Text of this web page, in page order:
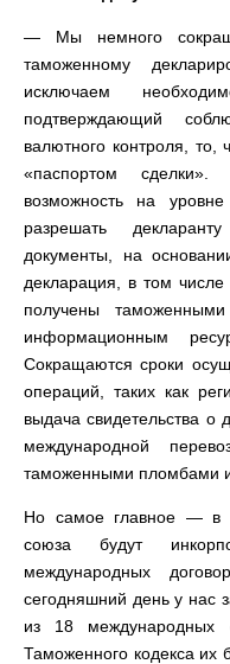
— Мы немного
таможенному
исключаем
подтверждающий
валютного контроля,
«паспортом сделки».
возможность на уровне
разрешать
документы, на
декларация, в том числе
получены
информационным
Сокращаются сроки
операций, таких как
выдача свидетельства о
международной
таможенными пломбами
Но самое главное — в
союза будут
международных
сегодняшний день у нас
из 18 международных
Таможенного кодекса их